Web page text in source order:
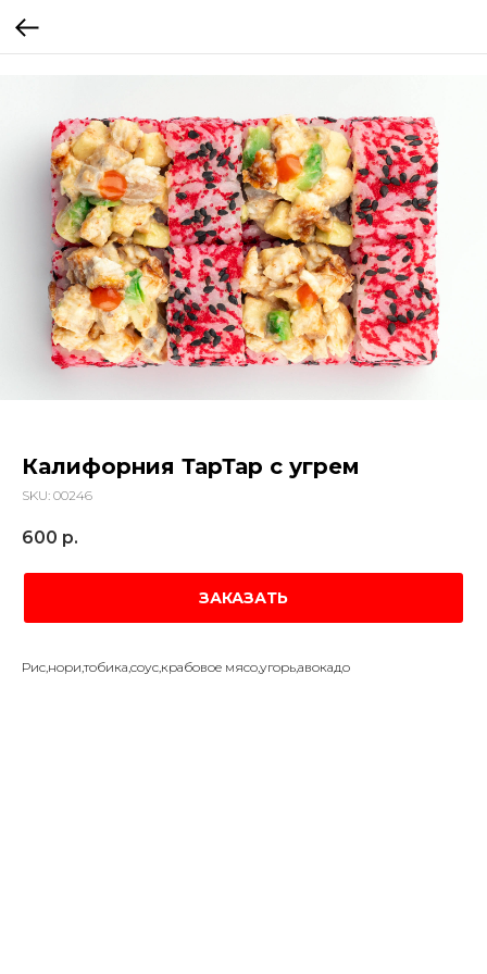
Калифорния ТарТар с угрем
SKU: 00246
600 р.
ЗАКАЗАТЬ
Рис,нори,тобика,соус,крабовое мясо,угорь,авокадо